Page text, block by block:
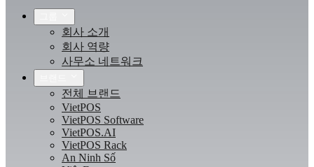
회사 소개
회사 역량
사무소 네트워크
전체 브랜드
VietPOS
VietPOS Software
VietPOS.AI
VietPOS Rack
An Ninh Số